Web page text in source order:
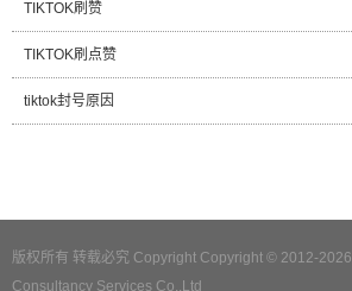
TIKTOK刷赞
TIKTOK刷点赞
tiktok封号原因
版权所有 转载必究 Copyright Copyright © 2012-2026
Consultancy Services Co.,Ltd